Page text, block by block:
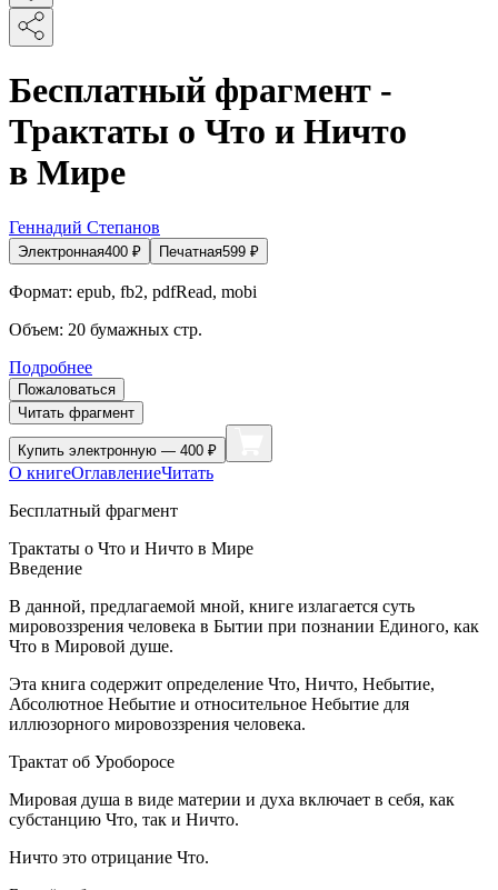
Бесплатный фрагмент -
Трактаты о Что и Ничто
в Мире
Геннадий Степанов
Электронная400 ₽ Печатная599 ₽
Формат: epub, fb2, pdfRead, mobi
Объем: 20 бумажных стр.
Подробнее
Пожаловаться
Читать фрагмент
Купить электронную — 400 ₽
О книгеОглавлениеЧитать
Бесплатный фрагмент
Трактаты о Что и Ничто в Мире
Введение
В данной, предлагаемой мной, книге излагается суть
мировоззрения человека в Бытии при познании Единого, как
Что в Мировой душе.
Эта книга содержит определение Что, Ничто, Небытие,
Абсолютное Небытие и относительное Небытие для
иллюзорного мировоззрения человека.
Трактат об Уроборосе
Мировая душа в виде материи и духа включает в себя, как
субстанцию Что, так и Ничто.
Ничто это отрицание Что.